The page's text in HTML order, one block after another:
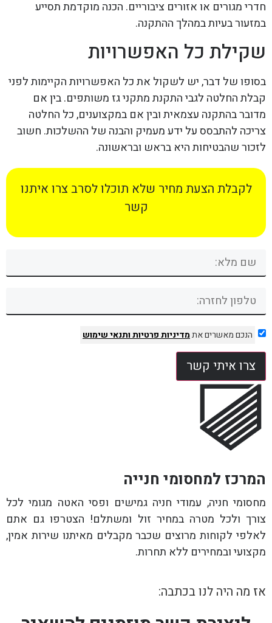
חדרי מגורים או אזורים ציבוריים. הכנה מוקדמת תסייע
במזעור בעיות במהלך ההתקנה.
שקילת כל האפשרויות
בסופו של דבר, יש לשקול את כל האפשרויות הקיימות לפני
קבלת החלטה לגבי התקנת מתקני גז משותפים. בין אם
מדובר בהתקנה עצמאית ובין אם במקצוענים, כל החלטה
צריכה להתבסס על ידע מעמיק והבנה של ההשלכות. חשוב
לזכור שהבטיחות היא בראש ובראשונה.
לקבלת הצעת מחיר שלא תוכלו לסרב צרו איתנו
קשר
הנכם מאשרים אתמדיניות פרטיותותנאי שימוש
צרו איתי קשר
המרכז למחסומי חנייה
מחסומי חניה, עמודי חניה גמישים ופסי האטה מגומי לכל
צורך ולכל מטרה במחיר זול ומשתלם! הצטרפו גם אתם
לאלפי לקוחות מרוצים שכבר מקבלים מאיתנו שירות אמין,
מקצועי ובמחירים ללא תחרות.
אז מה היה לנו בכתבה: